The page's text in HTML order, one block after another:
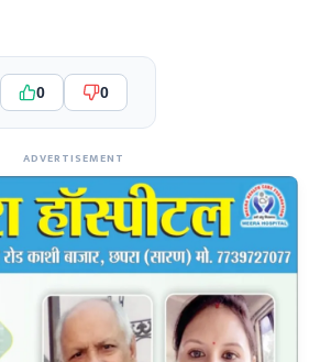
0 0
ADVERTISEMENT